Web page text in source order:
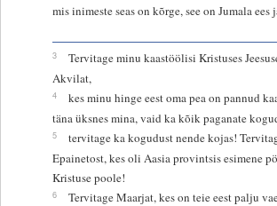
mis inimeste seas on kõrge, see on Jumala ees
3
Tervitage minu kaastöölisi Kristuses
Akvilat,
4
kes minu hinge eest oma pea on pannud
täna üksnes mina, vaid ka kõik paganate
5
tervitage ka kogudust nende kojas!
Epainetost, kes oli Aasia provintsis esimene
Kristuse poole!
6 Tervitage Maarjat, kes on teie eest palju